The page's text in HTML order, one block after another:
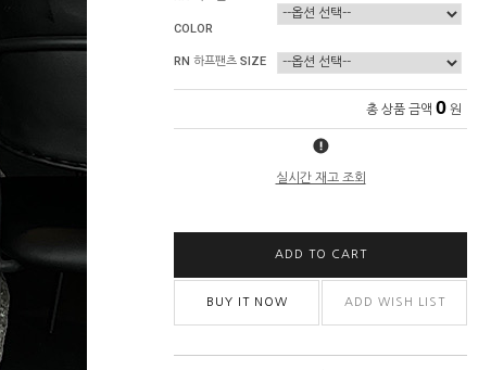
COLOR
RN 하프팬츠 SIZE
총 상품 금액 0 원
실시간 재고 조회
ADD TO CART
BUY IT NOW ADD WISH LIST